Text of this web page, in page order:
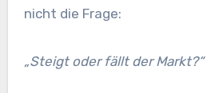
nicht die Frage:
„Steigt oder fällt der Markt?“